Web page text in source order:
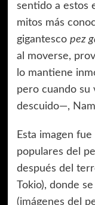
sentido a estos
mitos más
gigantesco pez
al moverse,
lo mantiene
pero cuando su
descuido—,
Esta imagen
populares del
después del
Tokio), donde
(imágenes del